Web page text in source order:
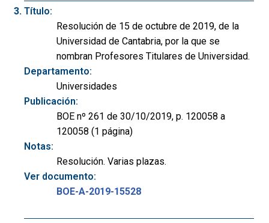
Título:
Resolución de 15 de octubre de 2019, de la
Universidad de Cantabria, por la que se
nombran Profesores Titulares de Universidad.
Departamento:
Universidades
Publicación:
BOE nº 261 de 30/10/2019, p. 120058 a
120058 (1 página)
Notas:
Resolución. Varias plazas.
Ver documento:
BOE-A-2019-15528